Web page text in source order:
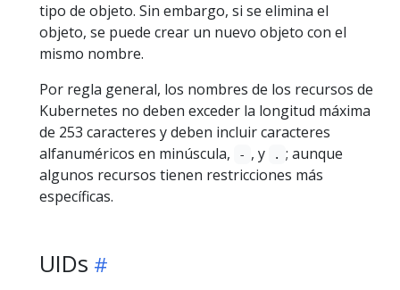
tipo de objeto. Sin embargo, si se elimina el
objeto, se puede crear un nuevo objeto con el
mismo nombre.
Por regla general, los nombres de los recursos de
Kubernetes no deben exceder la longitud máxima
de 253 caracteres y deben incluir caracteres
alfanuméricos en minúscula,
- , y . ; aunque
algunos recursos tienen restricciones más
específicas.
UIDs